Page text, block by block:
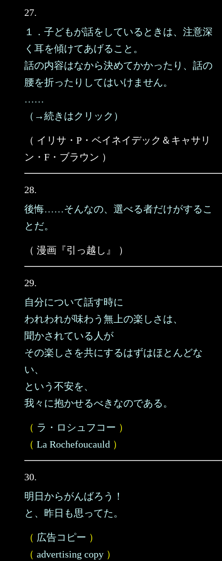
27.
１．子どもが話をしているときは、注意深
く耳を傾けてあげること。
話の内容はなから決めてかかったり、話の
腰を折ったりしてはいけません。
……
（→続きはクリック）
（ イリサ・P・ベイネイデック＆キャサリ
ン・F・ブラウン ）
28.
後悔……そんなの、選べる者だけがするこ
とだ。
（ 漫画『引っ越し』 ）
29.
自分について話す時に
われわれが味わう無上の楽しさは、
聞かされている人が
その楽しさを共にするはずはほとんどな
い、
という不安を、
我々に抱かせるべきなのである。
（ ラ・ロシュフコー ）
（ La Rochefoucauld ）
30.
明日からがんばろう！
と、昨日も思ってた。
（ 広告コピー ）
（ advertising copy ）